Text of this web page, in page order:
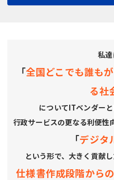
私
「全国どこでも誰も
る社
についてITベンダーと
行政サービスの更なる利便性
「デジタ
という形で、大きく貢献
仕様書作成段階から